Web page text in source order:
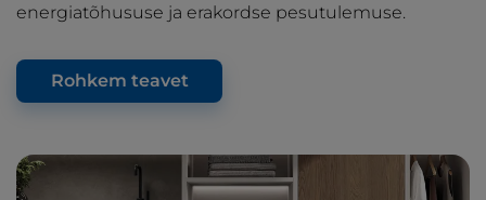
energiatõhususe ja erakordse pesutulemuse.
Rohkem teavet